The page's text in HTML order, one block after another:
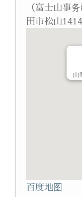
（富士山事
田市松山
山
百度地图